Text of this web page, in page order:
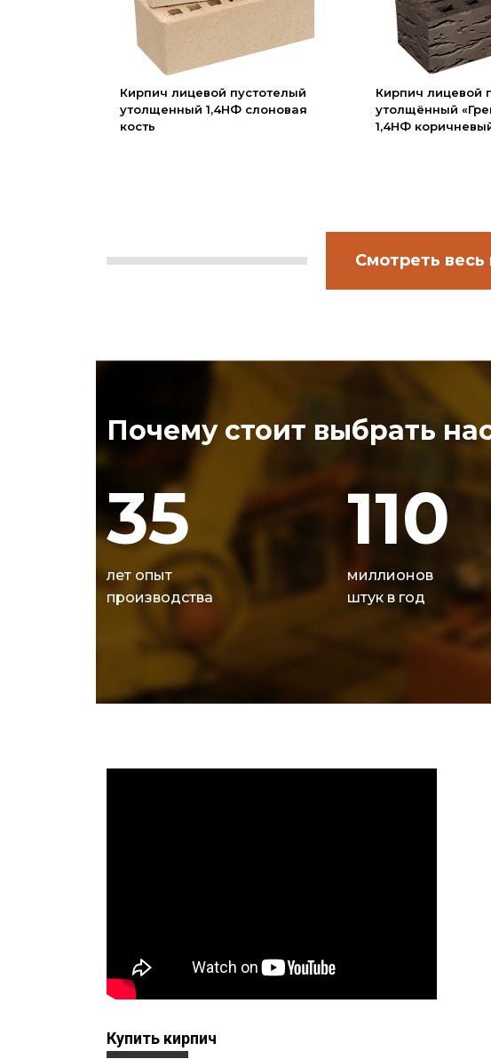
Вакансии
Сертификаты
Партнеры
Личный кабинет
Корзина
Кирпич лицевой пустотелый
утолщенный 1,4НФ слоновая
кость
Кирпич лицевой
утолщённый
1,4НФ
Смотреть весь
Почему стоит выбрать
35
лет опыт
производства
110
миллионов
штук в год
Купить кирпич